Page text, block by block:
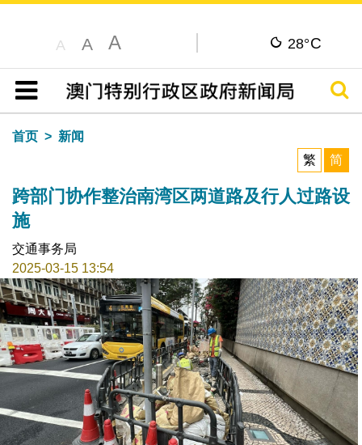
A A A 28°C
目录
搜寻
首页
新闻
繁
简
跨部门协作整治南湾区两道路及行人过路设
施
交通事务局
2025-03-15 13:54